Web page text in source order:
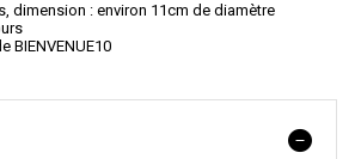
dimension : environ 11cm de diamètre
BIENVENUE10